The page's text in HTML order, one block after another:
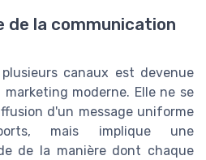
de la communication
canaux est devenue
moderne. Elle ne se
d'un message uniforme
mais implique une
de la manière dont chaque